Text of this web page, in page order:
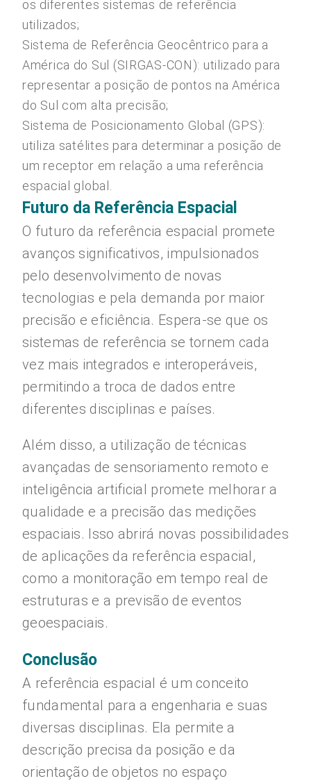
os diferentes sistemas de referência
utilizados;
Sistema de Referência Geocêntrico para a
América do Sul (SIRGAS-CON): utilizado para
representar a posição de pontos na América
do Sul com alta precisão;
Sistema de Posicionamento Global (GPS):
utiliza satélites para determinar a posição de
um receptor em relação a uma referência
espacial global.
Futuro da Referência Espacial
O futuro da referência espacial promete
avanços significativos, impulsionados
pelo desenvolvimento de novas
tecnologias e pela demanda por maior
precisão e eficiência. Espera-se que os
sistemas de referência se tornem cada
vez mais integrados e interoperáveis,
permitindo a troca de dados entre
diferentes disciplinas e países.
Além disso, a utilização de técnicas
avançadas de sensoriamento remoto e
inteligência artificial promete melhorar a
qualidade e a precisão das medições
espaciais. Isso abrirá novas possibilidades
de aplicações da referência espacial,
como a monitoração em tempo real de
estruturas e a previsão de eventos
geoespaciais.
Conclusão
A referência espacial é um conceito
fundamental para a engenharia e suas
diversas disciplinas. Ela permite a
descrição precisa da posição e da
orientação de objetos no espaço